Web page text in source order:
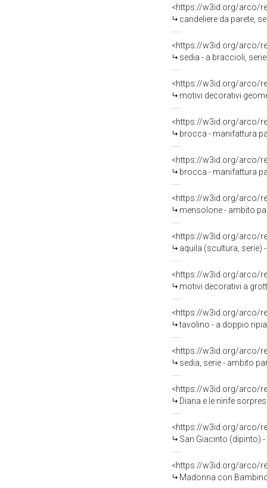
<https://w3id.org/arco/
candeliere da parete,
<https://w3id.org/arco/
sedia - a braccioli,
<https://w3id.org/arco/
motivi decorativi
<https://w3id.org/arco/
brocca - manifattura
<https://w3id.org/arco/
brocca - manifattura
<https://w3id.org/arco/
mensolone - ambito
<https://w3id.org/arco/
aquila (scultura, serie)
<https://w3id.org/arco/
motivi decorativi a
<https://w3id.org/arco/
tavolino - a doppio
<https://w3id.org/arco/
sedia, serie - ambito
<https://w3id.org/arco/
Diana e le ninfe
<https://w3id.org/arco/
San Giacinto (dipinto)
<https://w3id.org/arco/
Madonna con Bambino in